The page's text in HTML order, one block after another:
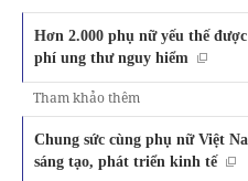
Hơn 2.000 phụ nữ yếu thế
phí ung thư nguy hiểm
Tham khảo thêm
Chung sức cùng phụ nữ Việt
sáng tạo, phát triển kinh tế